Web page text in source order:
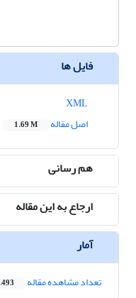
فایل ها
اصل مقاله
1.69 M
هم رسانی
ارجاع به این مقاله
آمار
تعداد مشاهده مقاله